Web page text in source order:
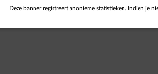
Deze banner registreert anonieme statistieken. Indien je